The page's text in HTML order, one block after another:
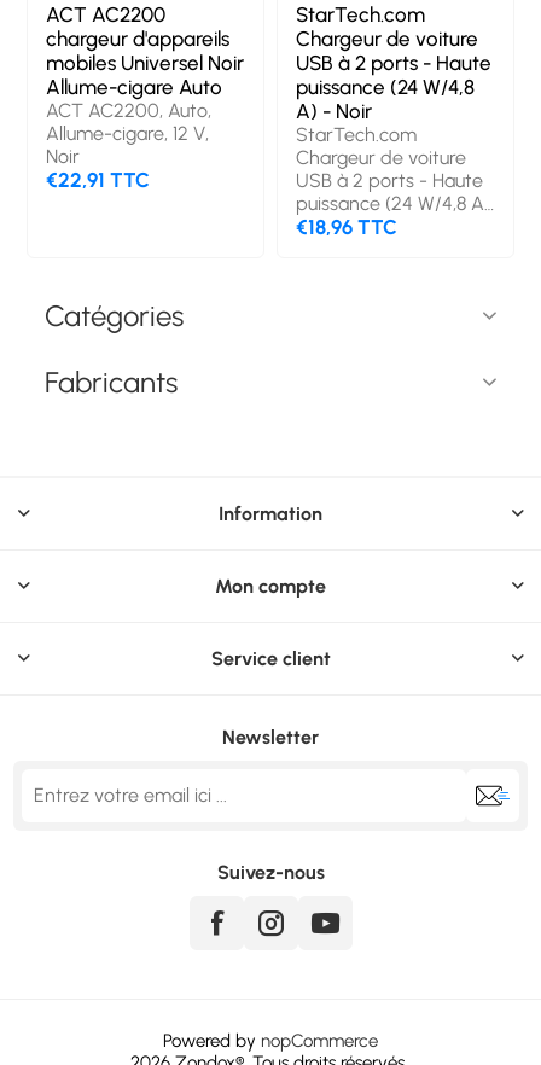
Catégories
Fabricants
ACT AC2200
chargeur d'appareils
mobiles Universel Noir
Allume-cigare Auto
ACT AC2200, Auto,
Allume-cigare, 12 V,
Noir
€22,91 TTC
StarTech.com
Chargeur de voiture
USB à 2 ports - Haute
puissance (24 W/4,8
A) - Noir
StarTech.com
Chargeur de voiture
USB à 2 ports - Haute
puissance (24 W/4,8 A)
- Noir. Type de
24 V, Tension de sortie
€18,96 TTC
Information
Mon compte
Service client
Newsletter
Suivez-nous
Powered by nopCommerce